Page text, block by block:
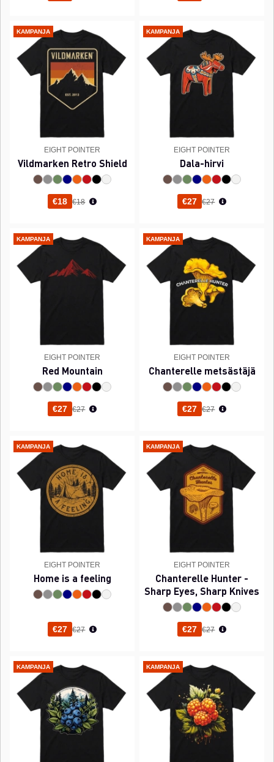
KAMPANJA
EIGHT POINTER
Vildmarken Retro Shield
€18 Normaali hinta
€18
KAMPANJA
EIGHT POINTER
Dala-hirvi
€27 Normaali hinta
€27
KAMPANJA
EIGHT POINTER
Red Mountain
€27 Normaali hinta
€27
KAMPANJA
EIGHT POINTER
Chanterelle metsästäjä
€27 Normaali hinta
€27
KAMPANJA
EIGHT POINTER
Home is a feeling
€27 Normaali hinta
€27
KAMPANJA
EIGHT POINTER
Chanterelle Hunter -
Sharp Eyes, Sharp Knives
€27 Normaali hinta
€27
KAMPANJA KAMPANJA